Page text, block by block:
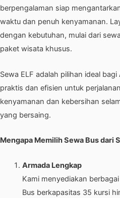
berpengalaman siap
waktu dan penuh kenyamanan.
dengan kebutuhan, mulai dari
paket wisata khusus.
Sewa ELF adalah pilihan ideal
praktis dan efisien untuk
kenyamanan dan kebersihan
yang bersaing.
Mengapa Memilih Sewa Bus dari
Armada Lengkap
Kami menyediakan
Bus berkapasitas 35 kursi